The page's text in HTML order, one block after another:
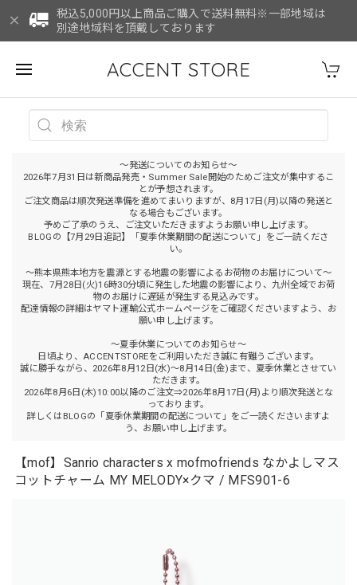
税込5,000円以上商品ご購入で送料無料※一部地域は
別途地域料を頂戴しております
ACCENT STORE
～発送についてのお知らせ～
2026年7月31日は新商品発売・Summer Sale開始のためご注文が集中するこ
とが予想されます。
ご注文商品は順次発送準備を進めてまいりますが、8月17日(月)以降の発送と
なる場合もございます。
予めご了承のうえ、ご注文いただきますようお願い申し上げます。
BLOGの【7月29日追記】「夏季休業期間の配送について」をご一読くださ
い。
～熊本県熊本地方を震源とする地震の影響によるお荷物のお届けについて～
現在、7月28日(火)16時30分頃に発生した地震の影響により、九州全域でお荷
物のお届けに遅延が発生する見込みです。
配達情報の詳細はヤマト運輸公式ホームページをご確認くださいますよう、お
願い申し上げます。
～夏季休業についてのお知らせ～
日頃より、ACCENTSTOREをご利用いただき誠に有難うございます。
誠に勝手ながら、2026年8月12日(水)～8月14日(金)まで、夏季休業とさせてい
ただきます。
2026年8月6日(木)10:00以降のご注文⇒2026年8月17日(月)より順次発送とな
っております。
詳しくはBLOGの「夏季休業期間の配送について」をご一読くださいますよ
う、お願い申し上げます。
【mof】Sanrio characters x mofmofriends なかよしマス
コットチャーム MY MELODY×クマ / MFS901-6